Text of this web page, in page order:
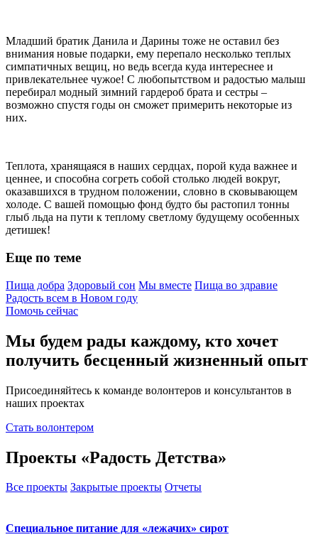
Младший братик Данила и Дарины тоже не оставил без
внимания новые подарки, ему перепало несколько теплых
симпатичных вещиц, но ведь всегда куда интереснее и
привлекательнее чужое! С любопытством и радостью малыш
перебирал модный зимний гардероб брата и сестры –
возможно спустя годы он сможет примерить некоторые из
них.
Теплота, хранящаяся в наших сердцах, порой куда важнее и
ценнее, и способна согреть собой столько людей вокруг,
оказавшихся в трудном положении, словно в сковывающем
холоде. С вашей помощью фонд будто бы растопил тонны
глыб льда на пути к теплому светлому будущему особенных
детишек!
Еще по теме
Пища добра Здоровый сон Мы вместе Пища во здравие
Радость всем в Новом году
Помочь сейчас
Мы будем рады каждому, кто хочет
получить бесценный жизненный опыт
Присоединяйтесь к команде волонтеров и консультантов в
наших проектах
Стать волонтером
Проекты «Радость Детства»
Все проекты Закрытые проекты Отчеты
Специальное питание для «лежачих» сирот